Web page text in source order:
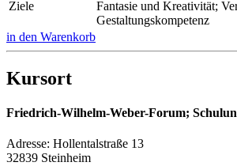
Ziele
Fantasie und Kreativität;
Gestaltungskompetenz
in den Warenkorb
Kursort
Friedrich-Wilhelm-Weber-Forum;
Adresse: Hollentalstraße 13
32839 Steinheim